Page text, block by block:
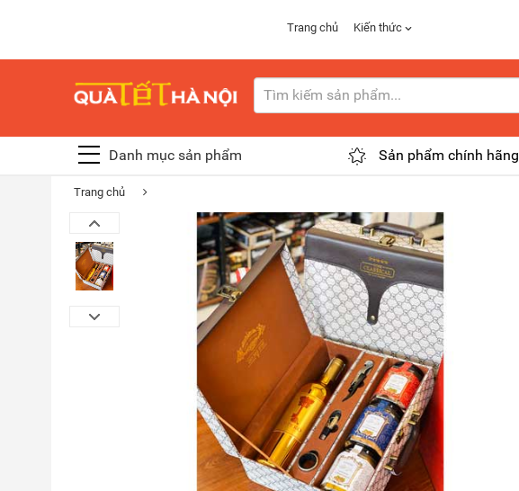
Trang chủ Kiến thức
Danh mục sản phẩm Sản phẩm chính hãng
Trang chủ